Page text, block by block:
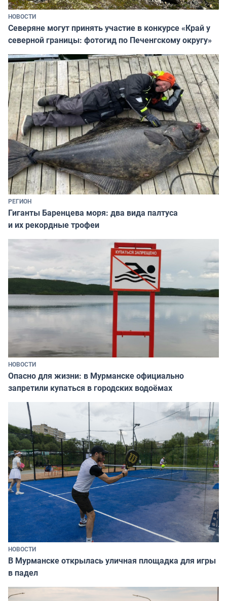
НОВОСТИ
Северяне могут принять участие в конкурсе «Край у
северной границы: фотогид по Печенгскому округу»
РЕГИОН
Гиганты Баренцева моря: два вида палтуса
и их рекордные трофеи
НОВОСТИ
Опасно для жизни: в Мурманске официально
запретили купаться в городских водоёмах
НОВОСТИ
В Мурманске открылась уличная площадка для игры
в падел